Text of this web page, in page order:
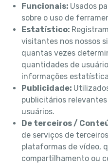
Funcionais: Usados
sobre o uso de
Estatístico:
visitantes nos nossos
quantas vezes
quantidades de
informações
Publicidade:
publicitários
usuários.
De terceiros /
de serviços de
plataformas de vídeo,
compartilhamento ou